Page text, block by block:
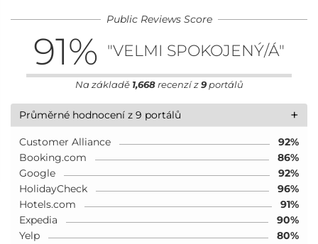
Public Reviews Score
91% "VELMI SPOKOJENÝ/Á"
Na základě 1,668recenzí z9portálů
+
Průměrné hodnocení z 9 portálů
Customer Alliance
92%
Booking.com
86%
Google
92%
HolidayCheck
96%
Hotels.com
91%
Expedia
90%
Yelp
80%